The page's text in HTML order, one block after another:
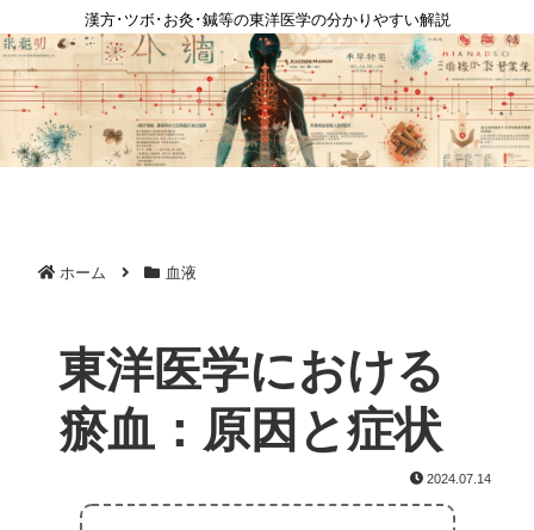
漢方･ツボ･お灸･鍼等の東洋医学の分かりやすい解説
ホーム 血液
東洋医学における
瘀血：原因と症状
2024.07.14